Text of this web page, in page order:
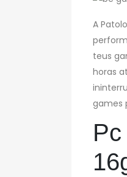
A
teus
horas
games